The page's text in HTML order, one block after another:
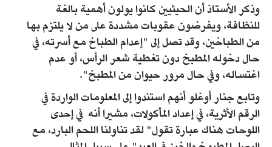
وذكر الأستاذ أن الحيثيين كانوا يولون أهمية بالغة
للنظافة، ويفرضون عقوبات مشددة على من لا يلتزم بها
من الطباخين، وقد تصل إلى "إعدام الطباخ مع أسرته، في
حال دخوله المطبخ دون تغطية شعر الرأس، أو عدم
اغتساله، وفي حال مرور حيوان من المطبخ".
وتابع جنار أوغلو أنهم استندوا إلى المعلومات الواردة في
الرقم الأثرية، في إعداد المأكولات، مشيرا أنه في إحدى
اللوحات هناك عبارة تقول" لقد تناولنا اللحم البارد، مع